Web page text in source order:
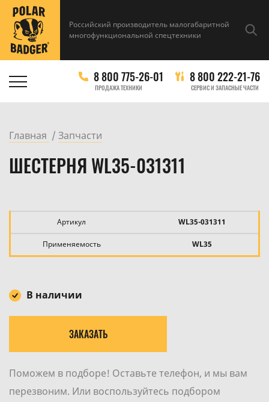
Российский производитель малогабаритной
многофункциональной спецтехники
8 800 775-26-01
ПРОДАЖА ТЕХНИКИ
8 800 222-21-76
СЕРВИС И ЗАПАСНЫЕ ЧАСТИ
Главная Запчасти
ШЕСТЕРНЯ WL35-031311
Артикул WL35-031311
Применяемость WL35
В наличии
ЗАКАЗАТЬ
Поможем в подборе! Оставьте телефон, и мы вам
перезвоним. Или воспользуйтесь подбором